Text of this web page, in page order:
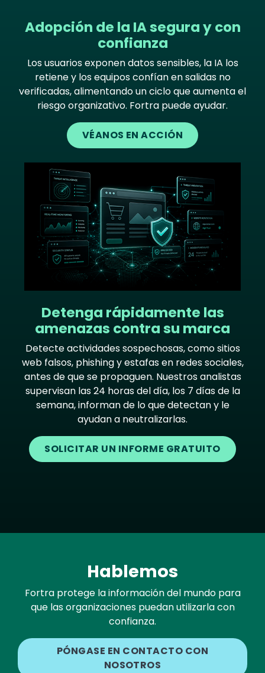
Adopción de la IA segura y con
confianza
Los usuarios exponen datos sensibles, la IA los
retiene y los equipos confían en salidas no
verificadas, alimentando un ciclo que aumenta el
riesgo organizativo. Fortra puede ayudar.
VÉANOS EN ACCIÓN
Detenga rápidamente las
amenazas contra su marca
Detecte actividades sospechosas, como sitios
web falsos, phishing y estafas en redes sociales,
antes de que se propaguen. Nuestros analistas
supervisan las 24 horas del día, los 7 días de la
semana, informan de lo que detectan y le
ayudan a neutralizarlas.
SOLICITAR UN INFORME GRATUITO
Hablemos
Fortra protege la información del mundo para
que las organizaciones puedan utilizarla con
confianza.
PÓNGASE EN CONTACTO CON
NOSOTROS